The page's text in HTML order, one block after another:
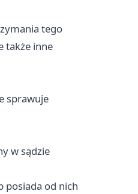
tego
także inne
sprawuje
w sądzie
posiada od nich